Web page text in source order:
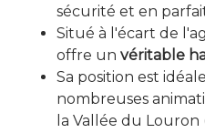
sécurité et en
Situé à l'écart de
offre unvéritable
Sa position est
nombreuses
la Vallée du Louron